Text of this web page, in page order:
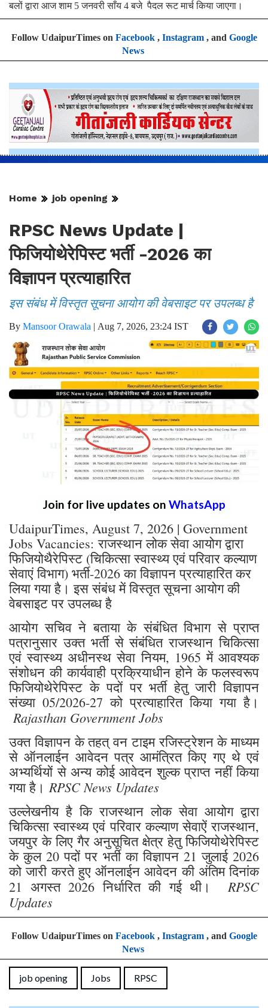
बलों द्वारा आज शाम 5 जनवरी साँय 4 बजे पैदल रूट मार्च किया जाएगा।
Follow UdaipurTimes on Facebook, Instagram, and Google
News
Home job opening
RPSC News Update |
फिजियोथेरेपिस्ट भर्ती -2026 का
विज्ञापन प्रत्याहारित
इस संबंध में विस्तृत सूचना आयोग की वेबसाइट पर उपलब्ध है
By Mansoor Orawala Aug 7, 2026, 23:24 IST
Join for live updates onWhatsApp
UdaipurTimes, August 7, 2026 | Government
Jobs Vacancies: राजस्थान लोक सेवा आयोग द्वारा
फिजियोथैरेपिस्ट (चिकित्सा स्वास्थ्य एवं परिवार कल्याण
सेवाएं विभाग) भर्ती-2026 का विज्ञापन प्रत्याहारित कर
लिया गया है। इस संबंध में विस्तृत सूचना आयोग की
वेबसाइट पर उपलब्ध है
आयोग सचिव ने बताया के संबंधित विभाग से प्राप्त
पत्रानुसार उक्त भर्ती से संबंधित राजस्थान चिकित्सा
एवं स्वास्थ्य अधीनस्थ सेवा नियम, 1965 में आवश्यक
संशोधन की कार्यवाही प्रक्रियाधीन होने के फलस्वरूप
फिजियोथेरेपिस्ट के पदों पर भर्ती हेतु जारी विज्ञापन
संख्या 05/2026-27 को प्रत्याहारित किया गया है।
Rajasthan Government Jobs
उक्त विज्ञापन के तहत् वन टाइम रजिस्ट्रेशन के माध्यम
से ऑनलाईन आवेदन पत्र आमंत्रित किए गए थे एवं
अभ्यर्थियों से अन्य कोई आवेदन शुल्क प्राप्त नहीं किया
गया है। RPSC News Updates
उल्लेखनीय है कि राजस्थान लोक सेवा आयोग द्वारा
चिकित्सा स्वास्थ्य एवं परिवार कल्याण सेवाऐं राजस्थान,
जयपुर के लिए गैर अनुसूचित क्षेत्र हेतु फिजियोथेरेपिस्ट
के कुल 20 पदों पर भर्ती का विज्ञापन 21 जुलाई 2026
को जारी करते हुए ऑनलाईन आवेदन की अंतिम दिनांक
21 अगस्त 2026 निर्धारित की गई थी। RPSC
Updates
Follow UdaipurTimes on Facebook, Instagram, and Google
News
job opening Jobs RPSC